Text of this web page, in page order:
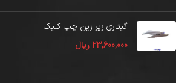
گیتاری زیر زین چپ کلیک
23,600,000 ریال